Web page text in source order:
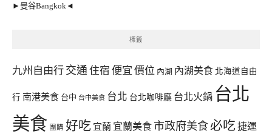
►曼谷Bangkok◄
標籤
九州自由行 交通 住宿 便宜 價位 內湖 內湖美食 北海道自由
行 南港美食 台中 台中美食 台北 台北咖啡廳 台北火鍋 台北
美食 團購 好吃 宜蘭 宜蘭美食 市政府美食必吃 捷運